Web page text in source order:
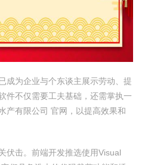
成为企业与个东谈主展示劳动、提
件不仅需要工夫基础，还需掌执一
产有限公司 官网，以提高效果和
伏击。前端开发推选使用Visual